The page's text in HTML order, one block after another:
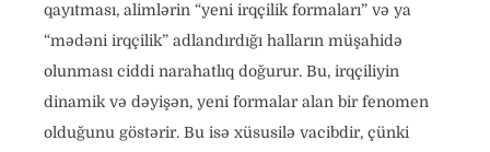
qayıtması, alimlərin “yeni irqçilik formaları” və ya
“mədəni irqçilik” adlandırdığı halların müşahidə
olunması ciddi narahatlıq doğurur. Bu, irqçiliyin
dinamik və dəyişən, yeni formalar alan bir fenomen
olduğunu göstərir. Bu isə xüsusilə vacibdir, çünki